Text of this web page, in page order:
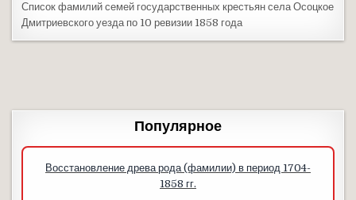
Список фамилий семей государственных крестьян села Осоцкое
Дмитриевского уезда по 10 ревизии 1858 года
Популярное
Восстановление древа рода (фамилии) в период 1704-
1858 гг.